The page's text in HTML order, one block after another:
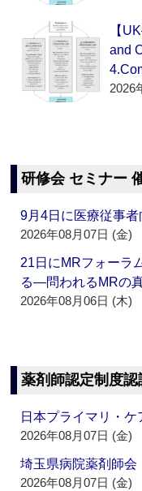
【
and
2026
研修会 セミナー
9月4日に医療従事
2026年08月07日 (金)
21日にMRフォーラ
る―問われるMRの
2026年08月06日 (木)
薬剤師認定制度
日本プライマリ・
2026年08月07日 (金)
埼玉県病院薬剤師
2026年08月07日 (金)